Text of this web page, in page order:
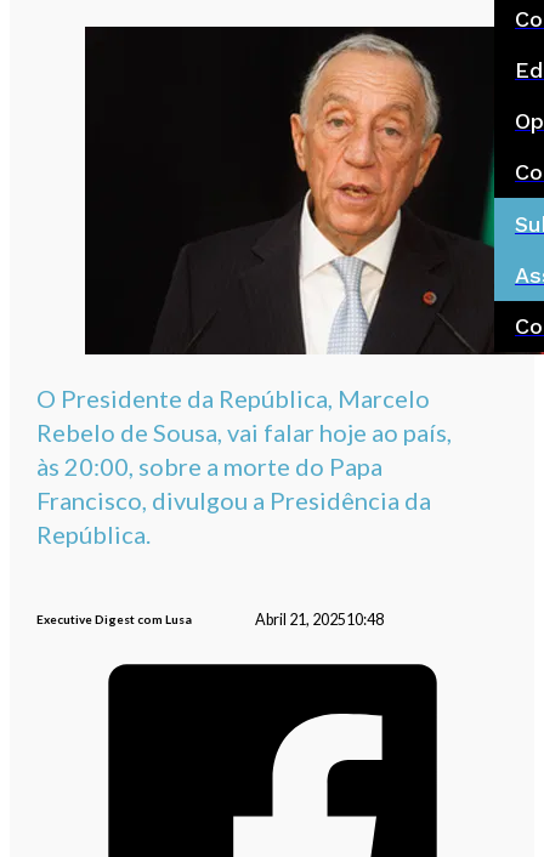
O Presidente da República, Marcelo
Rebelo de Sousa, vai falar hoje ao país,
às 20:00, sobre a morte do Papa
Francisco, divulgou a Presidência da
República.
Executive Digest com Lusa Abril 21, 202510:48